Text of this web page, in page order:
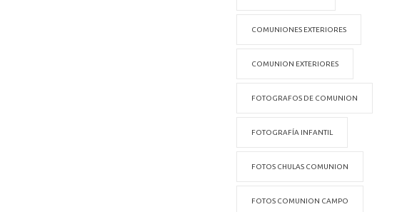
COMUNIONES EXTERIORES
COMUNION EXTERIORES
FOTOGRAFOS DE COMUNION
FOTOGRAFÍA INFANTIL
FOTOS CHULAS COMUNION
FOTOS COMUNION CAMPO